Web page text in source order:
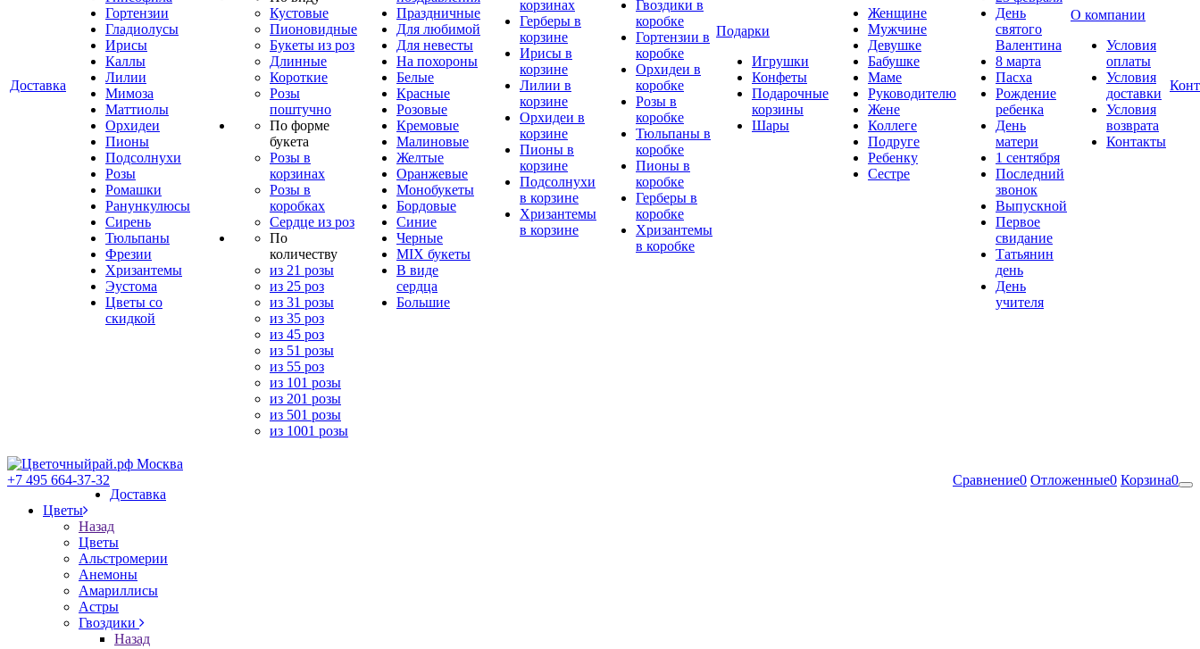
Доставка
Гортензии
Гладиолусы
Ирисы
Каллы
Лилии
Мимоза
Маттиолы
Орхидеи
Пионы
Подсолнухи
Розы
Ромашки
Ранункулюсы
Сирень
Тюльпаны
Фрезии
Хризантемы
Эустома
Цветы со
скидкой
Кустовые
Пионовидные
Букеты из роз
Длинные
Короткие
Розы
поштучно
По форме
букета
Розы в
корзинах
Розы в
коробках
Сердце из роз
По
количеству
из 21 розы
из 25 роз
из 31 розы
из 35 роз
из 45 роз
из 51 розы
из 55 роз
из 101 розы
из 201 розы
из 501 розы
из 1001 розы
Праздничные
Для любимой
Для невесты
На похороны
Белые
Красные
Розовые
Кремовые
Малиновые
Желтые
Оранжевые
Монобукеты
Бордовые
Синие
Черные
MIX букеты
В виде
сердца
Большие
корзинах
Герберы в
корзине
Ирисы в
корзине
Лилии в
корзине
Орхидеи в
корзине
Пионы в
корзине
Подсолнухи
в корзине
Хризантемы
в корзине
Гвоздики в
коробке
Гортензии в
коробке
Орхидеи в
коробке
Розы в
коробке
Тюльпаны в
коробке
Пионы в
коробке
Герберы в
коробке
Хризантемы
в коробке
Подарки
Игрушки
Конфеты
Подарочные
корзины
Шары
Женщине
Мужчине
Девушке
Бабушке
Маме
Руководителю
Жене
Коллеге
Подруге
Ребенку
Сестре
День
святого
Валентина
8 марта
Пасха
Рождение
ребенка
День
матери
1 сентября
Последний
звонок
Выпускной
Первое
свидание
Татьянин
день
День
учителя
О компании
Условия
оплаты
Условия
доставки
Условия
возврата
Контакты
+7 495 664-37-32 Сравнение0 Отложенные0 Корзина0
Доставка
Цветы
Назад
Цветы
Альстромерии
Анемоны
Амариллисы
Астры
Гвоздики
Назад